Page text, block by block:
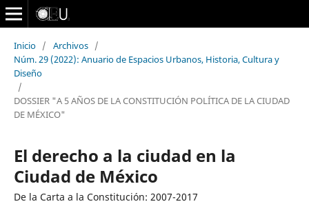
Inicio / Archivos /
Núm. 29 (2022): Anuario de Espacios Urbanos, Historia, Cultura y
Diseño
/
DOSSIER "A 5 AÑOS DE LA CONSTITUCIÓN POLÍTICA DE LA CIUDAD
DE MÉXICO"
El derecho a la ciudad en la
Ciudad de México
De la Carta a la Constitución: 2007-2017